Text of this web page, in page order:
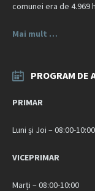
comunei era de 4.969
Mai mult …
PROGRAM DE
PRIMAR
Luni și Joi – 08:00-10:00
VICEPRIMAR
Marți – 08:00-10:00